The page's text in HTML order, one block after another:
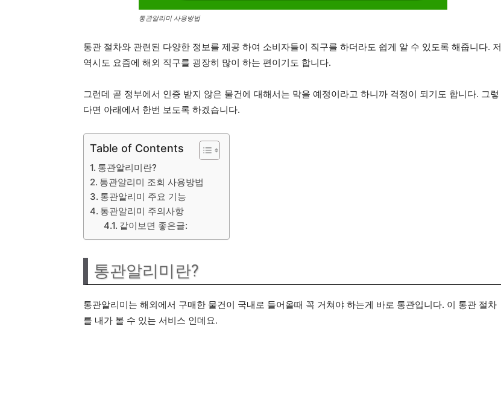
통관알리미 사용방법
통관 절차와 관련된 다양한 정보를 제공 하여 소비자들이 직구를 하더라도 쉽게 알 수 있도록 해줍니다. 저
역시도 요즘에 해외 직구를 굉장히 많이 하는 편이기도 합니다.
그런데 곧 정부에서 인증 받지 않은 물건에 대해서는 막을 예정이라고 하니까 걱정이 되기도 합니다. 그렇
다면 아래에서 한번 보도록 하겠습니다.
Table of Contents
통관알리미란?
통관알리미 조회 사용방법
통관알리미 주요 기능
통관알리미 주의사항
같이보면 좋은글:
통관알리미란?
통관알리미는 해외에서 구매한 물건이 국내로 들어올때 꼭 거쳐야 하는게 바로 통관입니다. 이 통관 절차
를 내가 볼 수 있는 서비스 인데요.